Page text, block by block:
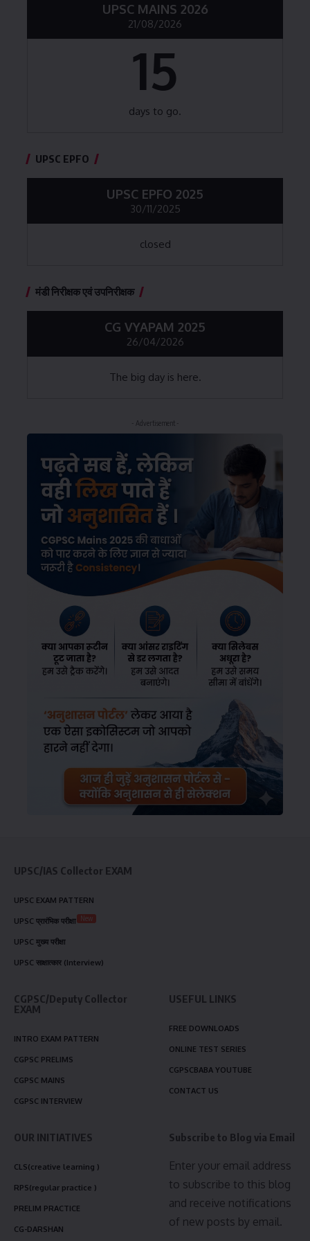
UPSC MAINS 2026
21/08/2026
15
days to go.
UPSC EPFO
UPSC EPFO 2025
30/11/2025
closed
मंडी निरीक्षक एवं उपनिरीक्षक
CG VYAPAM 2025
26/04/2026
The big day is here.
- Advertisement -
UPSC/IAS Collector EXAM
UPSC EXAM PATTERN
UPSC प्रारंभिक परीक्षा New
UPSC मुख्य परीक्षा
UPSC साक्षात्कार (Interview)
CGPSC/Deputy Collector
EXAM
INTRO EXAM PATTERN
CGPSC PRELIMS
CGPSC MAINS
CGPSC INTERVIEW
USEFUL LINKS
FREE DOWNLOADS
ONLINE TEST SERIES
CGPSCBABA YOUTUBE
CONTACT US
OUR INITIATIVES
CLS(creative learning )
RPS(regular practice )
PRELIM PRACTICE
CG-DARSHAN
Subscribe to Blog via Email
Enter your email address
to subscribe to this blog
and receive notifications
of new posts by email.